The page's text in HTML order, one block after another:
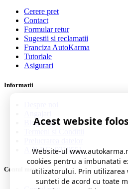
Cerere pret
Contact
Formular retur
Sugestii si reclamatii
Franciza AutoKarma
Tutoriale
Asigurari
Informatii
Blog auto
A.N.P.C. 0219551
Contul meu
Acest website
Website-ul
cookies pentru a imbunatati
utilizatorului. Prin utilizarea
sunteti de acord cu toate